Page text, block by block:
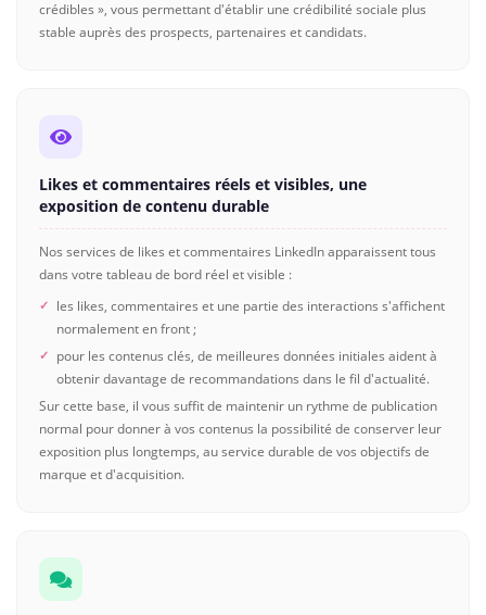
crédibles », vous permettant d'établir une crédibilité sociale plus
stable auprès des prospects, partenaires et candidats.
Likes et commentaires réels et visibles, une
exposition de contenu durable
Nos services de likes et commentaires LinkedIn apparaissent tous
dans votre tableau de bord réel et visible :
les likes, commentaires et une partie des interactions s'affichent
normalement en front ;
pour les contenus clés, de meilleures données initiales aident à
obtenir davantage de recommandations dans le fil d'actualité.
Sur cette base, il vous suffit de maintenir un rythme de publication
normal pour donner à vos contenus la possibilité de conserver leur
exposition plus longtemps, au service durable de vos objectifs de
marque et d'acquisition.